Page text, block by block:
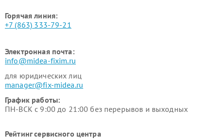
Горячая линия:
+7 (863) 333-79-21
Электронная почта:
info@midea-fixim.ru
для юридических лиц
manager@fix-midea.ru
График работы:
ПН-ВСК с 9:00 до 21:00 без перерывов и выходных
Рейтинг сервисного центра